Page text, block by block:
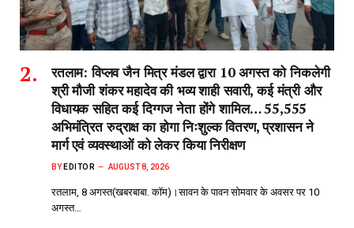
रतलाम: विप्लव जैन मित्र मंडल द्वारा 10 अगस्त को निकलेगी
श्री मौजी शंकर महादेव की भव्य शाही सवारी, कई मंत्री और
विधायक सहित कई दिग्गज नेता होंगे शामिल… 55,555
अभिमंत्रित रुद्राक्ष का होगा निःशुल्क वितरण, प्रशासन ने
मार्ग एवं व्यवस्थाओं को लेकर किया निरीक्षण
BY EDITOR AUGUST 8, 2026
रतलाम, 8 अगस्त(खबरबाबा. कॉम)।सावन के पावन सोमवार के अवसर पर 10
अगस्त…